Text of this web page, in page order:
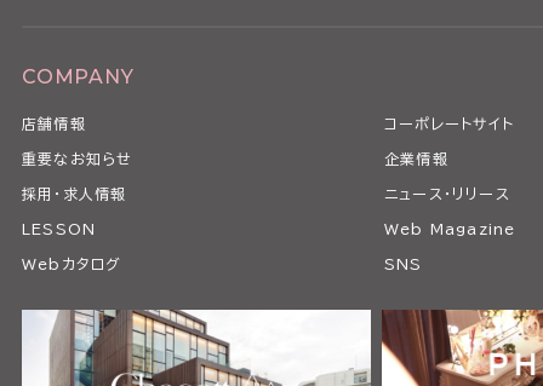
COMPANY
店舗情報 コーポレートサイト
重要なお知らせ 企業情報
採用・求人情報 ニュース・リリース
LESSON Web Magazine
Webカタログ SNS